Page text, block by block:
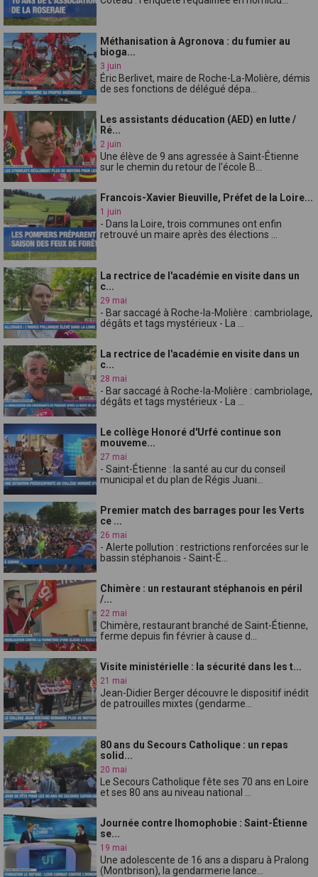
Méthanisation à Agronova : du fumier au
bioga...
3 juin
Éric Berlivet, maire de Roche-La-Molière, démis
de ses fonctions de délégué dépa...
Les assistants déducation (AED) en lutte /
Ré...
2 juin
Une élève de 9 ans agressée à Saint-Étienne
sur le chemin du retour de l'école B...
Francois-Xavier Bieuville, Préfet de la Loire...
1 juin
- Dans la Loire, trois communes ont enfin
retrouvé un maire après des élections ...
La rectrice de l'académie en visite dans un
c...
29 mai
- Bar saccagé à Roche-la-Molière : cambriolage,
dégâts et tags mystérieux - La ...
La rectrice de l'académie en visite dans un
c...
28 mai
- Bar saccagé à Roche-la-Molière : cambriolage,
dégâts et tags mystérieux - La ...
Le collège Honoré d'Urfé continue son
mouveme...
27 mai
- Saint-Étienne : la santé au cur du conseil
municipal et du plan de Régis Juani...
Premier match des barrages pour les Verts
ce ...
26 mai
- Alerte pollution : restrictions renforcées sur le
bassin stéphanois - Saint-É...
Chimère : un restaurant stéphanois en péril
/...
22 mai
Chimère, restaurant branché de Saint-Étienne,
ferme depuis fin février à cause d...
Visite ministérielle : la sécurité dans les t...
21 mai
Jean-Didier Berger découvre le dispositif inédit
de patrouilles mixtes (gendarme...
80 ans du Secours Catholique : un repas
solid...
20 mai
Le Secours Catholique fête ses 70 ans en Loire
et ses 80 ans au niveau national ...
Journée contre lhomophobie : Saint-Étienne
se...
19 mai
Une adolescente de 16 ans a disparu à Pralong
(Montbrison), la gendarmerie lance...